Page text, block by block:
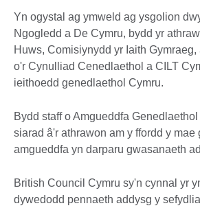
Yn ogystal ag ymweld ag ysgolion
Ngogledd a De Cymru, bydd yr
Huws, Comisiynydd yr Iaith
o'r Cynulliad Cenedlaethol a CILT
ieithoedd genedlaethol Cymru.
Bydd staff o Amgueddfa
siarad â'r athrawon am y ffordd y mae
amgueddfa yn darparu gwasanaeth
British Council Cymru sy'n cynnal yr
dywedodd pennaeth addysg y